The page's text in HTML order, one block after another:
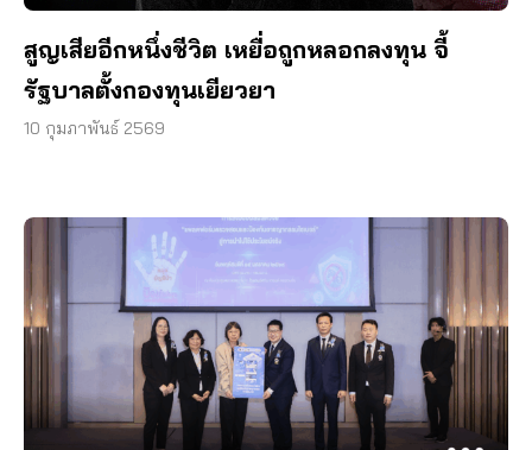
สูญเสียอีกหนึ่งชีวิต เหยื่อถูกหลอกลงทุน จี้
รัฐบาลตั้งกองทุนเยียวยา
10 กุมภาพันธ์ 2569